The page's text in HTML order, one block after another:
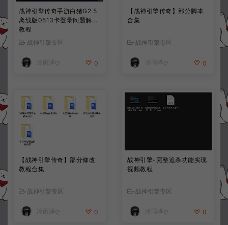
战神引擎传奇手游白猪G2.5
离线版0513卡登录问题解决
教程
战神引擎专区
冷雨泽ღ 0
【战神引擎传奇】部分脚本
合集
战神引擎专区
冷雨泽ღ 0
【战神引擎传奇】部分修改
教程合集
战神引擎专区
冷雨泽ღ 0
战神引擎-完整追杀功能实现
视频教程
战神引擎专区
冷雨泽ღ 0